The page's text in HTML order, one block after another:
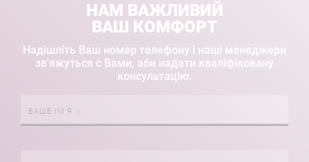
НАМ ВАЖЛИВИЙ
ВАШ КОМФОРТ
Надішліть Ваш номер телефону і наші менеджери
зв'яжуться с Вами, аби надати кваліфіковану
консультацію.
ВАШЕ ІМ'Я